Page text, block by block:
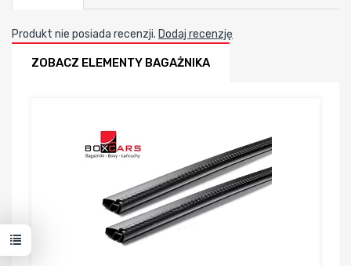
Produkt nie posiada recenzji. Dodaj recenzję
ZOBACZ ELEMENTY BAGAŻNIKA